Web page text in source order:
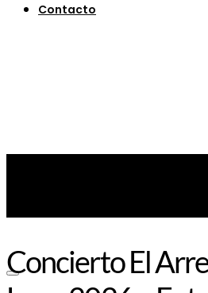
Contacto
Concierto El